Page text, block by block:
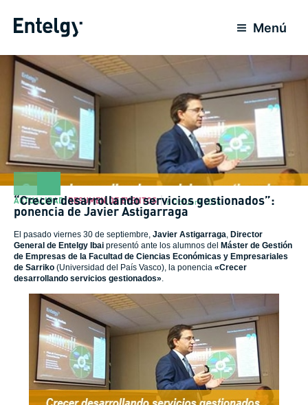
Menú
ACTUALIDAD,RESUMEN DE EVENTOS 6 Octubre 2016
“Crecer desarrollando servicios gestionados”:
ponencia de Javier Astigarraga
El pasado viernes 30 de septiembre, Javier Astigarraga, Director
General de Entelgy Ibai presentó ante los alumnos del
Máster de Gestión
de Empresas de la Facultad de Ciencias Económicas y Empresariales
de Sarriko (Universidad del País Vasco), la ponencia «Crecer
desarrollando servicios gestionados».